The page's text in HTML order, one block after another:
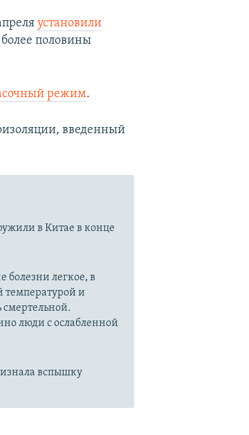
установили
более половины
режим.
введенный
в Китае в конце
болезни легкое, в
температурой и
люди с ослабленной
вспышку